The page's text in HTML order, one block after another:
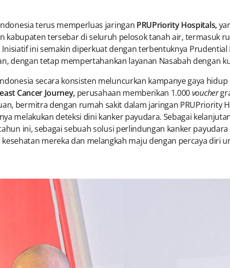
terus memperluas jaringan PRUPriority Hospitals,
kabupaten tersebar di seluruh pelosok tanah air, termasuk
ini semakin diperkuat dengan terbentuknya Prudential
dengan tetap mempertahankan layanan Nasabah dengan
secara konsisten meluncurkan kampanye gaya
Cancer Journey, perusahaan memberikan 1.000voucher
bermitra dengan rumah sakit dalam jaringan PRUPriority
melakukan deteksi dini kanker payudara. Sebagai
ini, sebagai sebuah solusi perlindungan kanker
mereka dan melangkah maju dengan percaya diri